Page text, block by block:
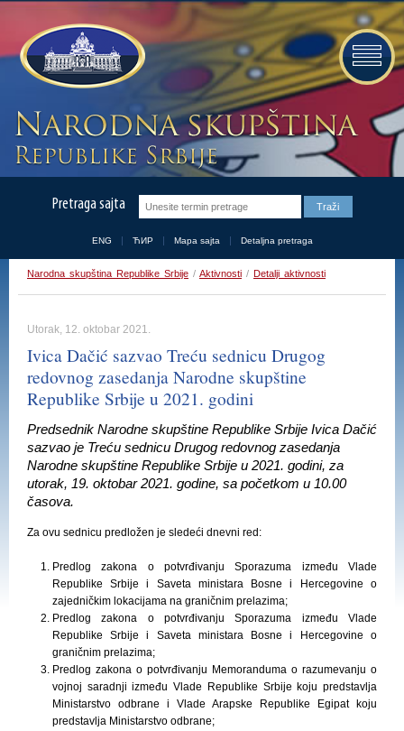
Pretraga sajta
ENG ЋИР Mapa sajta Detaljna pretraga
Narodna skupština Republike Srbije / Aktivnosti / Detalji aktivnosti
Utorak, 12. oktobar 2021.
Ivica Dačić sazvao Treću sednicu Drugog
redovnog zasedanja Narodne skupštine
Republike Srbije u 2021. godini
Predsednik Narodne skupštine Republike Srbije Ivica Dačić
sazvao je Treću sednicu Drugog redovnog zasedanja
Narodne skupštine Republike Srbije u 2021. godini, za
utorak, 19. oktobar 2021. godine, sa početkom u 10.00
časova.
Za ovu sednicu predložen je sledeći dnevni red:
Predlog zakona o potvrđivanju Sporazuma između Vlade
Republike Srbije i Saveta ministara Bosne i Hercegovine o
zajedničkim lokacijama na graničnim prelazima;
Predlog zakona o potvrđivanju Sporazuma između Vlade
Republike Srbije i Saveta ministara Bosne i Hercegovine o
graničnim prelazima;
Predlog zakona o potvrđivanju Memoranduma o razumevanju o
vojnoj saradnji između Vlade Republike Srbije koju predstavlja
Ministarstvo odbrane i Vlade Arapske Republike Egipat koju
predstavlja Ministarstvo odbrane;